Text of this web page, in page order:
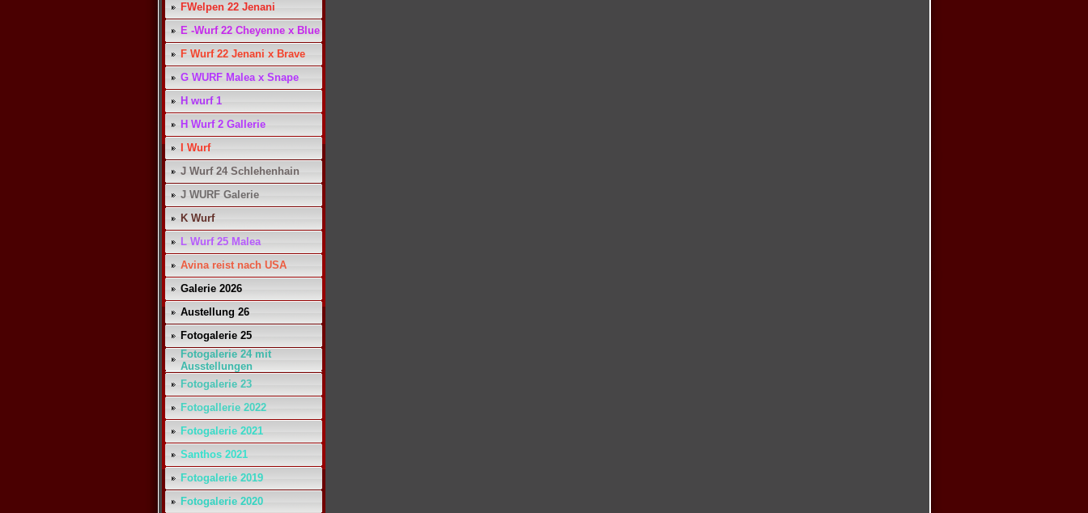
FWelpen 22 Jenani
E -Wurf 22 Cheyenne x Blue
F Wurf 22 Jenani x Brave
G WURF Malea x Snape
H wurf 1
H Wurf 2 Gallerie
I Wurf
J Wurf 24 Schlehenhain
J WURF Galerie
K Wurf
L Wurf 25 Malea
Avina reist nach USA
Galerie 2026
Austellung 26
Fotogalerie 25
Fotogalerie 24 mit
Ausstellungen
Fotogalerie 23
Fotogallerie 2022
Fotogalerie 2021
Santhos 2021
Fotogalerie 2019
Fotogalerie 2020